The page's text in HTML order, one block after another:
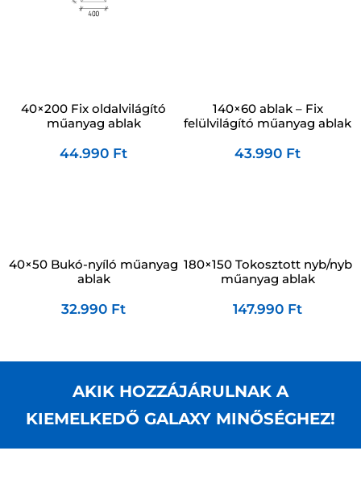
40×200 Fix oldalvilágító
műanyag ablak
44.990 Ft
140×60 ablak – Fix
felülvilágító műanyag ablak
43.990 Ft
40×50 Bukó-nyíló műanyag
ablak
32.990 Ft
180×150 Tokosztott nyb/nyb
műanyag ablak
147.990 Ft
AKIK HOZZÁJÁRULNAK A
KIEMELKEDŐ GALAXY MINŐSÉGHEZ!